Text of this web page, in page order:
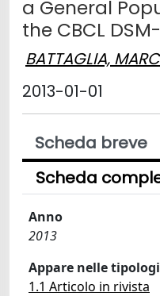
a General
the CBCL
BATTAGLIA,
2013-01-01
Scheda breve
Scheda
Anno
2013
Appare nelle
1.1 Articolo in rivista